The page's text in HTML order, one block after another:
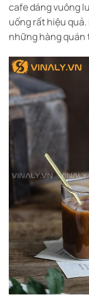
cafe dáng vuông
uống rất hiệu
những hàng quán